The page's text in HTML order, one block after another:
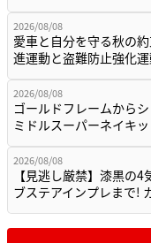
2026/08/08
愛車と自分を守る秋の
進運動と盗難防止強化
2026/08/08
ゴールドフレームから
ミドルスーパーネイキ
2026/08/08
【見逃し厳禁】漆黒の
ブステアインプレまで!